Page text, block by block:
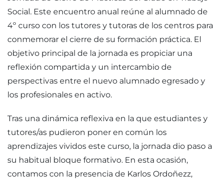
Social. Este encuentro anual reúne al alumnado de
4º curso con los tutores y tutoras de los centros para
conmemorar el cierre de su formación práctica. El
objetivo principal de la jornada es propiciar una
reflexión compartida y un intercambio de
perspectivas entre el nuevo alumnado egresado y
los profesionales en activo.
Tras una dinámica reflexiva en la que estudiantes y
tutores/as pudieron poner en común los
aprendizajes vividos este curso, la jornada dio paso a
su habitual bloque formativo. En esta ocasión,
contamos con la presencia de Karlos Ordoñezz,